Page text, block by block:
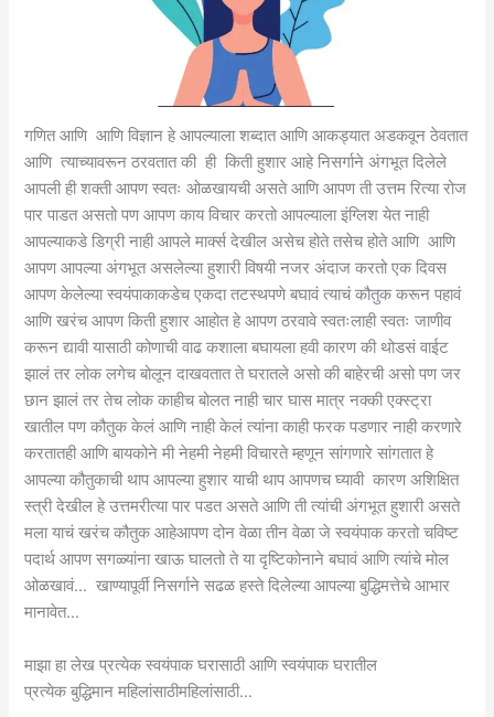
गणित आणि आणि विज्ञान हे आपल्याला शब्दात आणि आकड्यात अडकवून ठेवतात
आणि त्याच्यावरून ठरवतात की ही किती हुशार आहे निसर्गाने अंगभूत दिलेले
आपली ही शक्ती आपण स्वतः ओळखायची असते आणि आपण ती उत्तम रित्या रोज
पार पाडत असतो पण आपण काय विचार करतो आपल्याला इंग्लिश येत नाही
आपल्याकडे डिग्री नाही आपले मार्क्स देखील असेच होते तसेच होते आणि आणि
आपण आपल्या अंगभूत असलेल्या हुशारी विषयी नजर अंदाज करतो एक दिवस
आपण केलेल्या स्वयंपाकाकडेच एकदा तटस्थपणे बघावं त्याचं कौतुक करून पहावं
आणि खरंच आपण किती हुशार आहोत हे आपण ठरवावे स्वतःलाही स्वतः जाणीव
करून द्यावी यासाठी कोणाची वाढ कशाला बघायला हवी कारण की थोडसं वाईट
झालं तर लोक लगेच बोलून दाखवतात ते घरातले असो की बाहेरची असो पण जर
छान झालं तर तेच लोक काहीच बोलत नाही चार घास मात्र नक्की एक्स्ट्रा
खातील पण कौतुक केलं आणि नाही केलं त्यांना काही फरक पडणार नाही करणारे
करतातही आणि बायकोने मी नेहमी नेहमी विचारते म्हणून सांगणारे सांगतात हे
आपल्या कौतुकाची थाप आपल्या हुशार याची थाप आपणच घ्यावी कारण अशिक्षित
स्त्री देखील हे उत्तमरीत्या पार पडत असते आणि ती त्यांची अंगभूत हुशारी असते
मला याचं खरंच कौतुक आहेआपण दोन वेळा तीन वेळा जे स्वयंपाक करतो चविष्ट
पदार्थ आपण सगळ्यांना खाऊ घालतो ते या दृष्टिकोनाने बघावं आणि त्यांचे मोल
ओळखावं… खाण्यापूर्वी निसर्गाने सढळ हस्ते दिलेल्या आपल्या बुद्धिमत्तेचे आभार
मानावेत…
माझा हा लेख प्रत्येक स्वयंपाक घरासाठी आणि स्वयंपाक घरातील
प्रत्येक बुद्धिमान महिलांसाठीमहिलांसाठी…